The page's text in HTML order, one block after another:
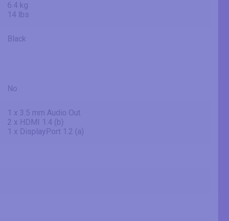
6.4 kg
14 lbs
Black
No
1 x 3.5 mm Audio Out
2 x HDMI 1.4 (b)
1 x DisplayPort 1.2 (a)